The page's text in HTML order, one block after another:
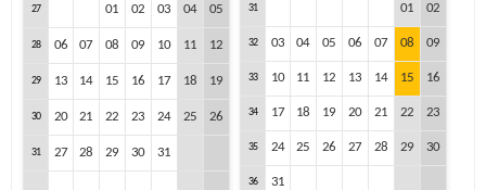
27 01 02 03 04 05
28 06 07 08 09 10 11 12
29 13 14 15 16 17 18 19
30 20 21 22 23 24 25 26
31 27 28 29 30 31
31 01 02
32 03 04 05 06 07 08 09
33 10 11 12 13 14 15 16
34 17 18 19 20 21 22 23
35 24 25 26 27 28 29 30
36 31